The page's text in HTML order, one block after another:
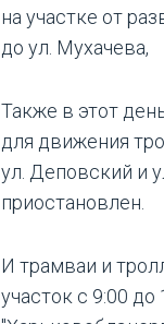
на участке от
до ул. Мухачева,
Также в этот
для движения
ул. Деповский и
приостановлен.
И трамваи и
участок с 9:00